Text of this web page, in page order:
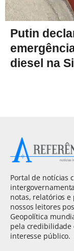
Putin
diesel na
Portal de notícias
notas, relatórios
nossos leitores
Geopolítica
pela credibilidade
interesse público.